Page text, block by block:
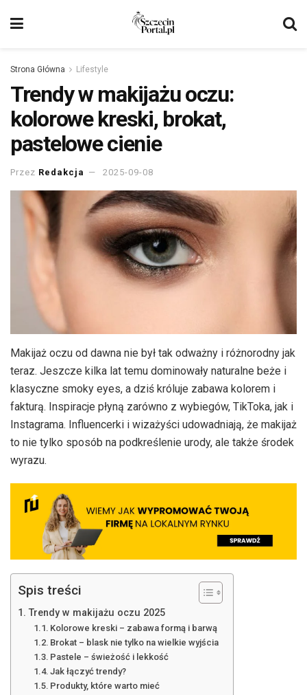
Strona Główna Lifestyle
Trendy w makijażu oczu:
kolorowe kreski, brokat,
pastelowe cienie
Przez Redakcja 2025-09-08
Makijaż oczu od dawna nie był tak odważny i różnorodny jak
teraz. Jeszcze kilka lat temu dominowały naturalne beże i
klasyczne smoky eyes, a dziś króluje zabawa kolorem i
fakturą. Inspiracje płyną zarówno z wybiegów, TikToka, jak i
Instagrama. Influencerki i wizażyści udowadniają, że makijaż
to nie tylko sposób na podkreślenie urody, ale także środek
wyrazu.
Spis treści
Trendy w makijażu oczu 2025
Kolorowe kreski – zabawa formą i barwą
Brokat – blask nie tylko na wielkie wyjścia
Pastele – świeżość i lekkość
Jak łączyć trendy?
Produkty, które warto mieć